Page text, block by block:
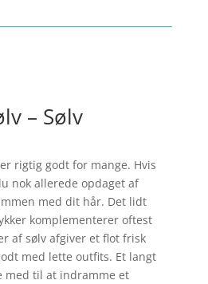
– Sølv
rigtig godt for mange. Hvis
nok allerede opdaget af
med dit hår. Det lidt
komplementerer oftest
af sølv afgiver et flot frisk
med lette outfits. Et langt
med til at indramme et